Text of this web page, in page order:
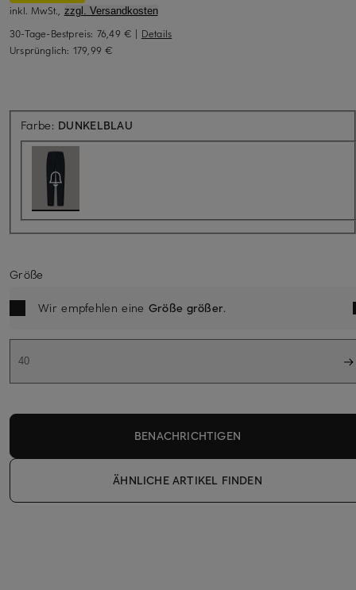
inkl. MwSt., zzgl. Versandkosten
30-Tage-Bestpreis: 76,49 € | Details
Ursprünglich: 179,99 €
Farbe: DUNKELBLAU
Größe
Wir empfehlen eine Größe größer.
40
BENACHRICHTIGEN
ÄHNLICHE ARTIKEL FINDEN